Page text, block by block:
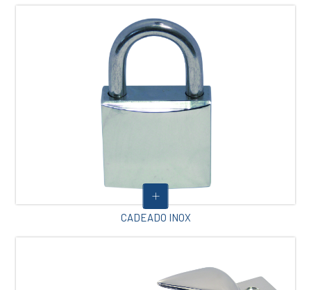
CADEADO INOX